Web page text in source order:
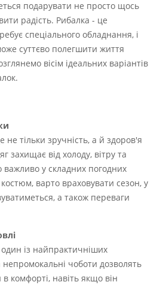
подарувати не просто щось
радість. Рибалка - це
спеціального обладнання, і
суттєво полегшити життя
вісім ідеальних варіантів
тільки зручність, а й здоров'я
захищає від холоду, вітру та
важливо у складних погодних
варто враховувати сезон, у
а також переваги
із найпрактичніших
непромокальні чоботи дозволять
комфорті, навіть якщо він